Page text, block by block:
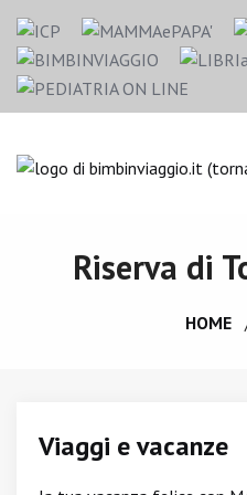
Riserva di
HOME
Viaggi e vacanze